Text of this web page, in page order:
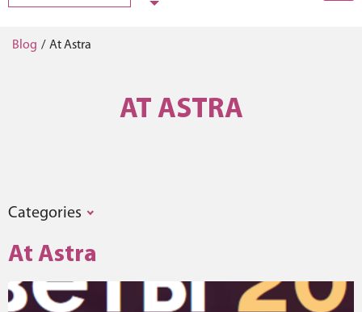
Blog / At Astra
AT ASTRA
Categories
At Astra